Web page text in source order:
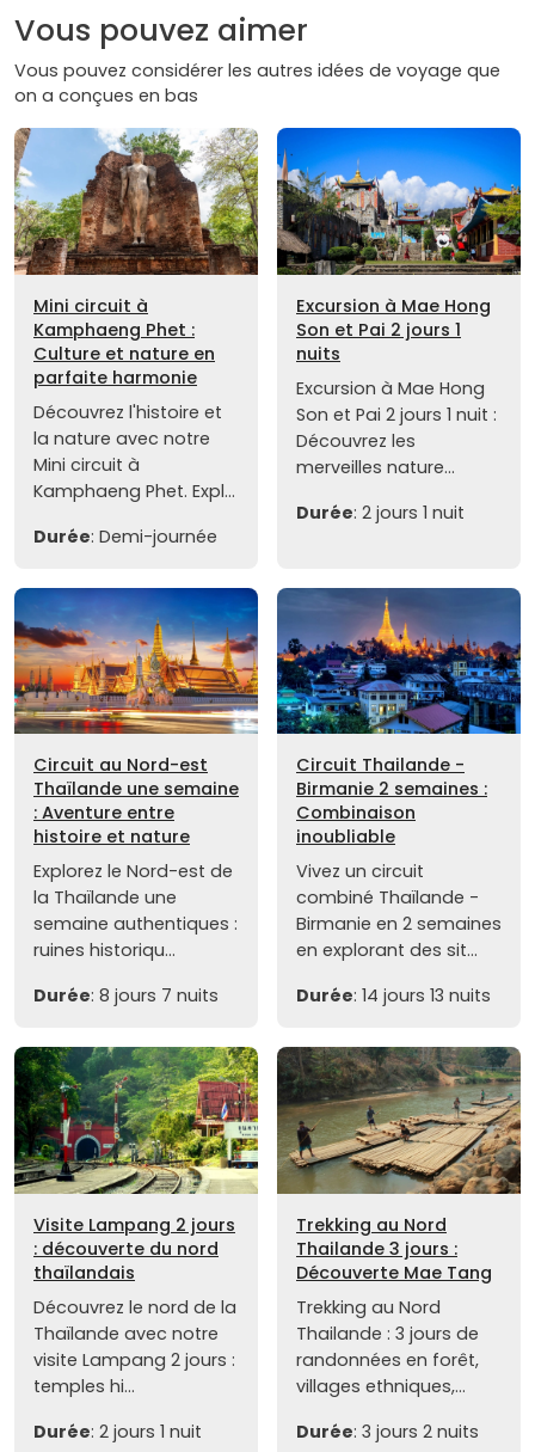
Vous pouvez aimer
Vous pouvez considérer les autres idées de voyage que
on a conçues en bas
Mini circuit à
Kamphaeng Phet :
Culture et nature en
parfaite harmonie
Découvrez l'histoire et
la nature avec notre
Mini circuit à
Kamphaeng Phet. Expl...
Durée: Demi-journée
Excursion à Mae Hong
Son et Pai 2 jours 1
nuits
Excursion à Mae Hong
Son et Pai 2 jours 1 nuit :
Découvrez les
merveilles nature...
Durée: 2 jours 1 nuit
Circuit au Nord-est
Thaïlande une semaine
: Aventure entre
histoire et nature
Explorez le Nord-est de
la Thaïlande une
semaine authentiques :
ruines historiqu...
Durée: 8 jours 7 nuits
Circuit Thailande -
Birmanie 2 semaines :
Combinaison
inoubliable
Vivez un circuit
combiné Thaïlande -
Birmanie en 2 semaines
en explorant des sit...
Durée: 14 jours 13 nuits
Visite Lampang 2 jours
: découverte du nord
thaïlandais
Découvrez le nord de la
Thaïlande avec notre
visite Lampang 2 jours :
temples hi...
Durée: 2 jours 1 nuit
Trekking au Nord
Thailande 3 jours :
Découverte Mae Tang
Trekking au Nord
Thailande : 3 jours de
randonnées en forêt,
villages ethniques,...
Durée: 3 jours 2 nuits